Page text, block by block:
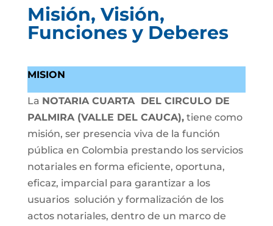
Misión, Visión,
Funciones y Deberes
MISION
La NOTARIA CUARTA DEL CIRCULO DE
PALMIRA (VALLE DEL CAUCA),tiene como
misión, ser presencia viva de la función
pública en Colombia prestando los servicios
notariales en forma eficiente, oportuna,
eficaz, imparcial para garantizar a los
usuarios solución y formalización de los
actos notariales, dentro de un marco de